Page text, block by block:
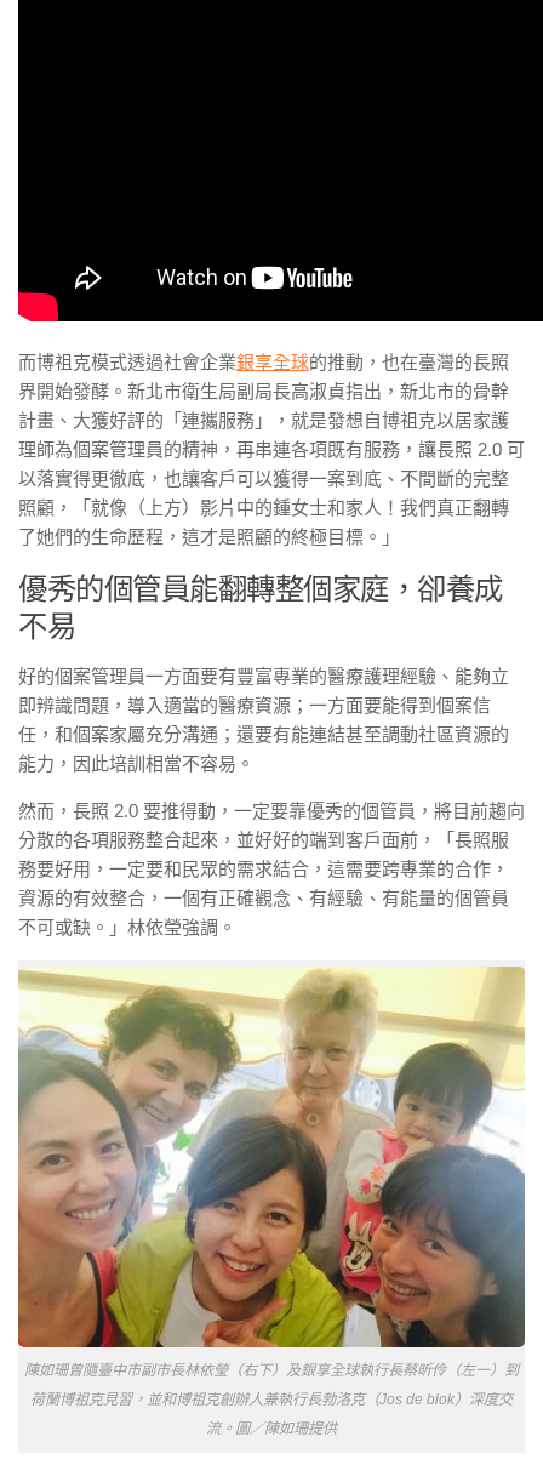
而博祖克模式透過社會企業銀享全球的推動，也在臺灣的長照
界開始發酵。新北市衛生局副局長高淑貞指出，新北市的骨幹
計畫、大獲好評的「連攜服務」，就是發想自博祖克以居家護
理師為個案管理員的精神，再串連各項既有服務，讓長照 2.0 可
以落實得更徹底，也讓客戶可以獲得一案到底、不間斷的完整
照顧，「就像（上方）影片中的鍾女士和家人！我們真正翻轉
了她們的生命歷程，這才是照顧的終極目標。」
優秀的個管員能翻轉整個家庭，卻養成
不易
好的個案管理員一方面要有豐富專業的醫療護理經驗、能夠立
即辨識問題，導入適當的醫療資源；一方面要能得到個案信
任，和個案家屬充分溝通；還要有能連結甚至調動社區資源的
能力，因此培訓相當不容易。
然而，長照 2.0 要推得動，一定要靠優秀的個管員，將目前趨向
分散的各項服務整合起來，並好好的端到客戶面前，「長照服
務要好用，一定要和民眾的需求結合，這需要跨專業的合作，
資源的有效整合，一個有正確觀念、有經驗、有能量的個管員
不可或缺。」林依瑩強調。
陳如珊曾隨臺中市副市長林依瑩（右下）及銀享全球執行長蔡昕伶（左一）到
荷蘭博祖克見習，並和博祖克創辦人兼執行長勃洛克（Jos de blok）深度交
流。圖／陳如珊提供